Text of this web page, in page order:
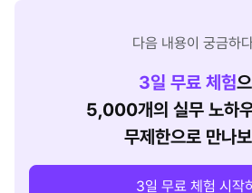
다음 내용이 궁금하
3일 무료 체험
5,000개의 실무 노하
무제한으로 만나
3일 무료 체험 시작